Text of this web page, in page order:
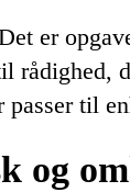
er
til
og